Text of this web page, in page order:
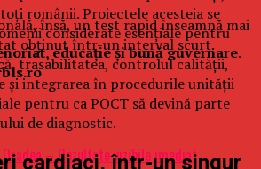
românii. Proiectele acesteia se
considerate esențiale pentru
educație și bună guvernare.
– Rezultate vizibile imediat
însă, un test rapid înseamnă mai
obținut într-un interval scurt.
trasabilitatea, controlul calității,
și integrarea în procedurile unității
pentru ca POCT să devină parte
de diagnostic.
cardiaci, într-un singur